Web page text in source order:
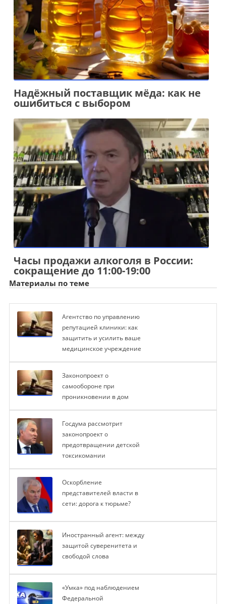
Надёжный поставщик мёда: как не
ошибиться с выбором
Часы продажи алкоголя в России:
сокращение до 11:00-19:00
Материалы по теме
Агентство по управлению
репутацией клиники: как
защитить и усилить ваше
медицинское учреждение
Законопроект о
самообороне при
проникновении в дом
Госдума рассмотрит
законопроект о
предотвращении детской
токсикомании
Оскорбление
представителей власти в
сети: дорога к тюрьме?
Иностранный агент: между
защитой суверенитета и
свободой слова
«Умка» под наблюдением
Федеральной